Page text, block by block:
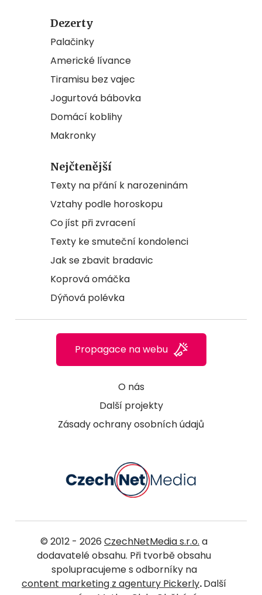
Dezerty
Palačinky
Americké lívance
Tiramisu bez vajec
Jogurtová bábovka
Domácí koblihy
Makronky
Nejčtenější
Texty na přání k narozeninám
Vztahy podle horoskopu
Co jíst při zvracení
Texty ke smuteční kondolenci
Jak se zbavit bradavic
Koprová omáčka
Dýňová polévka
O nás
Další projekty
Zásady ochrany osobních údajů
Propagace na webu
© 2012 - 2026 CzechNetMedia s.r.o. a
dodavatelé obsahu. Při tvorbě obsahu
spolupracujeme s odborníky na
content marketing z agentury Pickerly.Další